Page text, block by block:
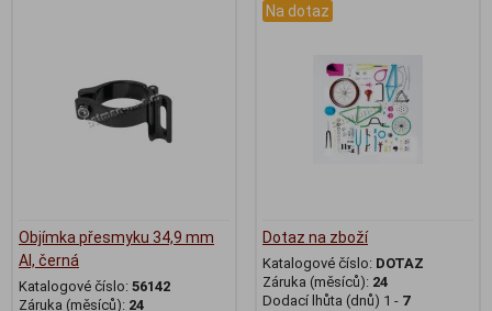
Objímka přesmyku 34,9 mm
Al, černá
Katalogové číslo: 56142
Záruka (měsíců): 24
Na dotaz
Dotaz na zboží
Katalogové číslo: DOTAZ
Záruka (měsíců): 24
Dodací lhůta (dnů) 1 - 7